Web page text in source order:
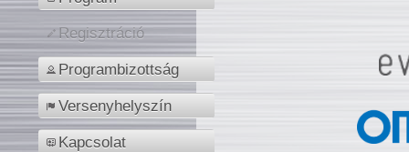
Regisztráció
Programbizottság
Versenyhelyszín
Kapcsolat